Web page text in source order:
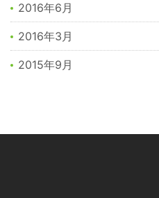
2016年6月
2016年3月
2015年9月